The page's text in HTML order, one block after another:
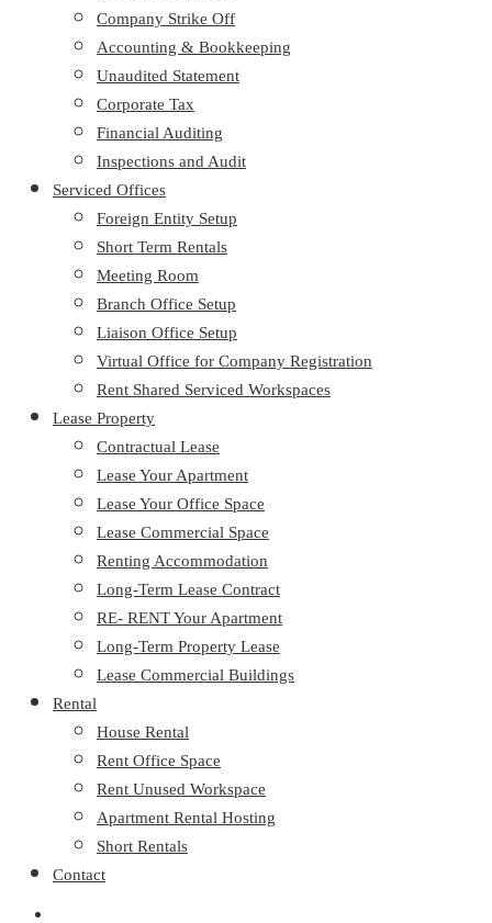
Company Strike Off
Accounting & Bookkeeping
Unaudited Statement
Corporate Tax
Financial Auditing
Inspections and Audit
Serviced Offices
Foreign Entity Setup
Short Term Rentals
Meeting Room
Branch Office Setup
Liaison Office Setup
Virtual Office for Company Registration
Rent Shared Serviced Workspaces
Lease Property
Contractual Lease
Lease Your Apartment
Lease Your Office Space
Lease Commercial Space
Renting Accommodation
Long-Term Lease Contract
RE- RENT Your Apartment
Long-Term Property Lease
Lease Commercial Buildings
Rental
House Rental
Rent Office Space
Rent Unused Workspace
Apartment Rental Hosting
Short Rentals
Contact